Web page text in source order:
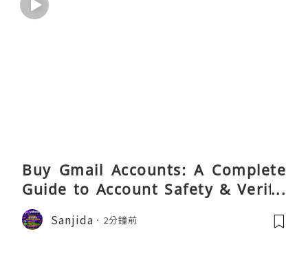
Buy Gmail Accounts: A Complete
Guide to Account Safety & Verific
ation
Sanjida 2分鐘前